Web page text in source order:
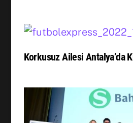
Korkusuz Ailesi Antalya’da